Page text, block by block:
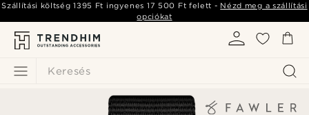
Keresés
Szállítási költség1395 Ft ingyenes 17 500 Ft felett - Nézd meg a szállítási
opciókat